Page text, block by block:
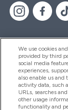
Aiuto &
Prodotti
We use cookies
provided by third
social media
experiences,
also enable us and
activity data, such
URLs, searches
other usage
functionality and